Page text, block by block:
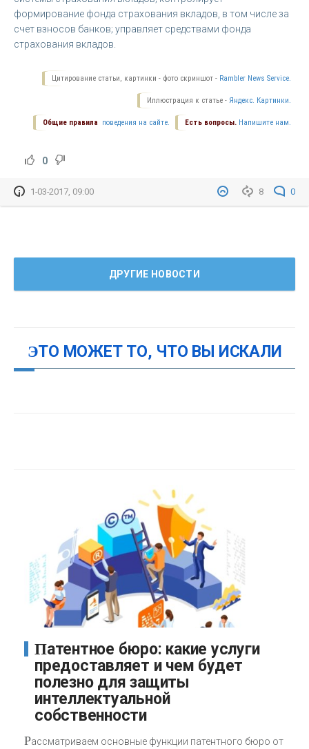
формирование фонда страхования вкладов, в том числе за
счет взносов банков; управляет средствами фонда
страхования вкладов.
Цитирование статьи, картинки - фото скриншот - Rambler News Service.
Иллюстрация к статье - Яндекс. Картинки.
Есть вопросы. Напишите нам.
Общие правила поведения на сайте.
0
8 0
1-03-2017, 09:00
ДРУГИЕ НОВОСТИ
ЭТО МОЖЕТ ТО, ЧТО ВЫ ИСКАЛИ
Патентное бюро: какие услуги
предоставляет и чем будет
полезно для защиты
интеллектуальной
собственности
Рассматриваем основные функции патентного бюро от